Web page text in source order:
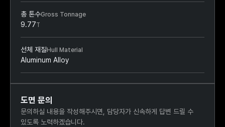
총 톤수Gross Tonnage
9.77T
선체 재질 Hull Material
Aluminum Alloy
도면 문의
문의하실 내용을 작성해주시면, 담당자가 신속하게 답변 드릴 수
있도록 노력하겠습니다.